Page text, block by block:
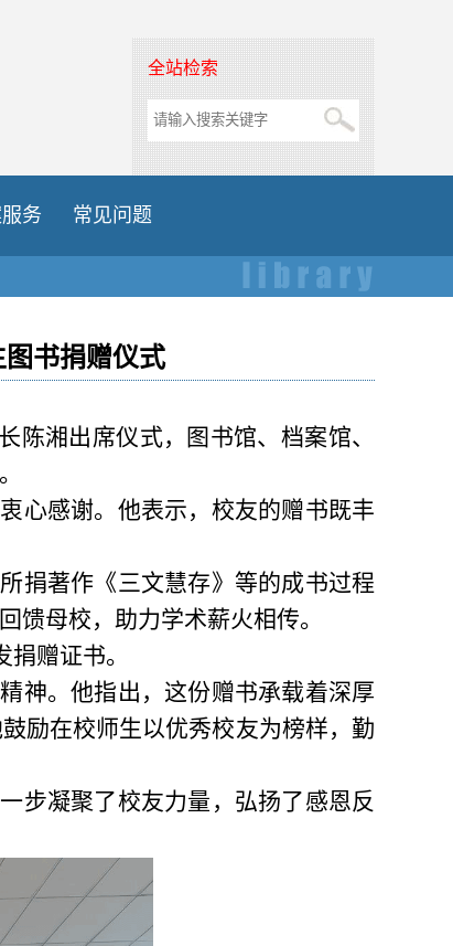
全站检索
务 常见问题
书捐赠仪式
陈湘出席仪式，图书馆、档案馆、
心感谢。他表示，校友的赠书既丰
捐著作《三文慧存》等的成书过程
馈母校，助力学术薪火相传。
赠证书。
神。他指出，这份赠书承载着深厚
励在校师生以优秀校友为榜样，勤
步凝聚了校友力量，弘扬了感恩反